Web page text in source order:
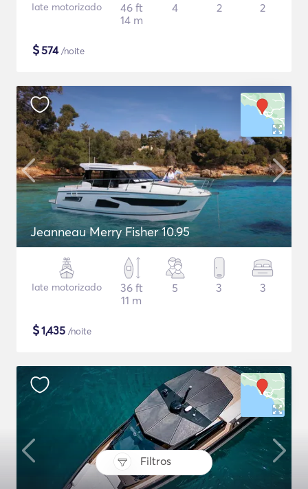
Filtros
Iate motorizado
46 ft
14 m
4 2 2
$574/noite
Jeanneau Merry Fisher 10.95
Iate motorizado
36 ft
11 m
5 3 3
$1,435 /noite